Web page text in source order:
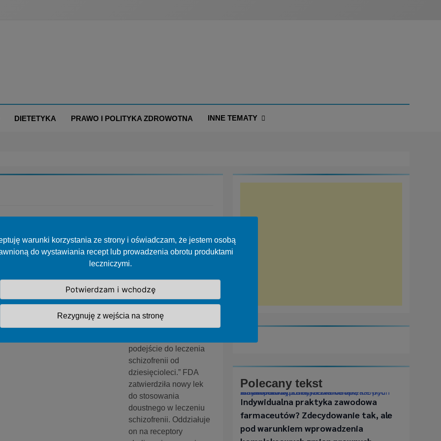
DIETETYKA PRAWO I POLITYKA ZDROWOTNA INNE TEMATY
warunki korzystania ze strony i oświadczam, że jestem osobą
do wystawiania recept lub prowadzenia obrotu produktami
leczniczymi.
Potwierdzam i wchodzę
Rezygnuję z wejścia na stronę
zatwierdza lek
o nowym
mechanizmie
działania w
leczeniu
schizofrenii
podejście do leczenia
schizofrenii od
dziesięcioleci.” FDA
zatwierdziła nowy lek
do stosowania
doustnego w leczeniu
schizofrenii. Oddziałuje
on na receptory
Polecany tekst
Indywidualna praktyka zawodowa farmaceutów? Zdecydowanie tak, ale pod warunkiem wprowadzenia kompleksowych zmian prawnych
Indywidualna praktyka zawodowa
farmaceutów? Zdecydowanie tak, ale
pod warunkiem wprowadzenia